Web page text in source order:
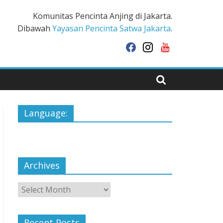
Komunitas Pencinta Anjing di Jakarta.
Dibawah Yayasan Pencinta Satwa Jakarta.
facebookinstagram
youtube
Language:
Archives
Archives